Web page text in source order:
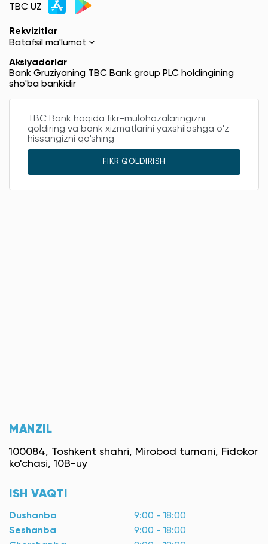
TBC UZ
Rekvizitlar
Batafsil ma'lumot
Aksiyadorlar
Bank Gruziyaning TBC Bank group PLC holdingining
sho'ba bankidir
TBC Bank haqida fikr-mulohazalaringizni
qoldiring va bank xizmatlarini yaxshilashga o'z
hissangizni qo'shing
FIKR QOLDIRISH
MANZIL
100084, Toshkent shahri, Mirobod tumani, Fidokor
ko'chasi, 10B-uy
ISH VAQTI
Dushanba
9:00 - 18:00
Seshanba
9:00 - 18:00